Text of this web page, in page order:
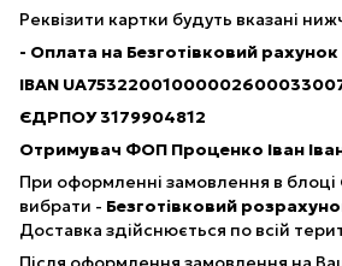
Реквізити картки будуть вказані
- Оплата на Безготівковий рахунок
IBAN
ЄДРПОУ 3179904812
Отримувач ФОП Проценко Іван
При оформленні замовлення в блоці
вибрати - Безготівковий
Доставка здійснюється по всій